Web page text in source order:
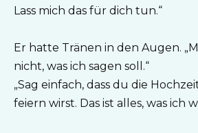
Lass mich das für dich tun.“
Er hatte Tränen in den Augen.
nicht, was ich sagen soll.“
„Sag einfach, dass du die
feiern wirst. Das ist alles, was ich